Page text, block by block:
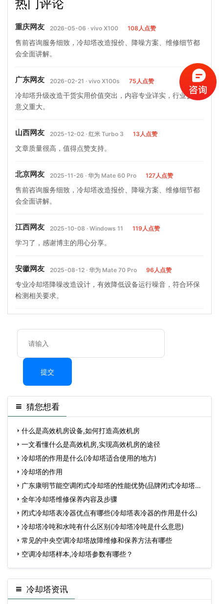
却塔填料形式…
热门评论
重庆网友 2026-05-06 · vivo X100 108人点赞
售前咨询服务细致，冷却塔改造报价、降噪方案、维修细节都
会全面讲解。
广东网友 2026-02-21 · vivo X100s 75人点赞
冷却塔升级改造干货实用价值突出，内容专业详实，行业参考
意义重大。
山西网友 2025-12-02 · 红米 Turbo 3 13人点赞
文章质量很高，值得点赞支持。
北京网友 2025-11-26 · 华为 Mate 60 Pro 127人点赞
售前咨询服务细致，冷却塔改造报价、降噪方案、维修细节都
会全面讲解。
江西网友 2025-10-08 · Windows 11 119人点赞
学习了，感谢博主的用心分享。
安徽网友 2025-08-12 · 华为 Mate 70 Pro 96人点赞
专业冷却塔降噪改造设计，有效降低设备运行噪音，符合环保
检测相关要求。
提交
猜您想看
什么是高效机房设备,如何打造高效机房
一文看懂什么是高效机房,实现高效机房的途径
冷却塔的作用是什么(冷却塔适合使用的地方)
冷却塔的作用
广东康明节能空调闭式冷却塔的性能优势(品牌闭式冷却塔生
产 全年冷却塔维修保养内容及步骤
闭式冷却塔表冷器优点有哪些(冷却塔表冷器的作用是什么)
冷却塔冷吨和水吨有什么区别(冷却塔冷吨是什么意思)
常见的中央空调冷却塔故障维修和保养方法有哪些
空调冷却塔样本,冷却塔参数有哪些？
冷却塔资讯